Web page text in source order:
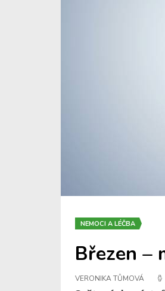
NEMOCI A LÉČBA
Březen –
VERONIKA TŮMOVÁ